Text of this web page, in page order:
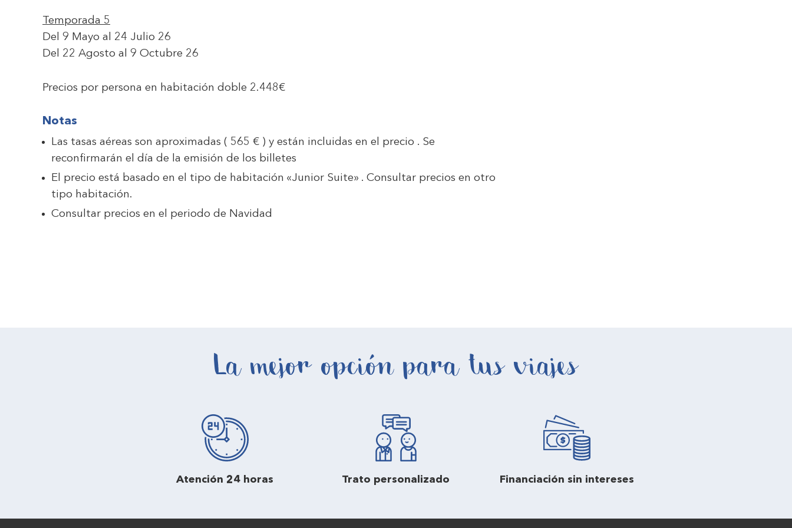
Temporada 5
Del 9 Mayo al 24 Julio 26
Del 22 Agosto al 9 Octubre 26
Precios por persona en habitación doble 2.448€
Notas
Las tasas aéreas son aproximadas ( 565 € ) y están incluidas en el precio . Se
reconfirmarán el día de la emisión de los billetes
El precio está basado en el tipo de habitación «Junior Suite» . Consultar precios en otro
tipo habitación.
Consultar precios en el periodo de Navidad
La mejor opción para tus viajes
Atención 24 horas Trato personalizado Financiación sin intereses